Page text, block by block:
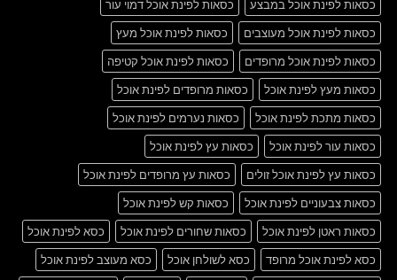
כסאות לפינת אוכל במבצע
כסאות לפינת אוכל דמוי עור
כסאות לפינת אוכל מעוצבים
כסאות לפינת אוכל מעץ
כסאות לפינת אוכל מרופדים
כסאות לפינת אוכל קטיפה
כסאות מעץ לפינת אוכל
כסאות מרופדים לפינת אוכל
כסאות מתכת לפינת אוכל
כסאות נערמים לפינת אוכל
כסאות עור לפינת אוכל
כסאות עץ לפינת אוכל
כסאות עץ לפינת אוכל זולים
כסאות עץ מרופדים לפינת אוכל
כסאות צבעוניים לפינת אוכל
כסאות קש לפינת אוכל
כסאות ראטן לפינת אוכל
כסאות שחורים לפינת אוכל
כסא לפינת אוכל
כסא לפינת אוכל מרופד
כסא לשולחן אוכל
כסא מעוצב לפינת אוכל